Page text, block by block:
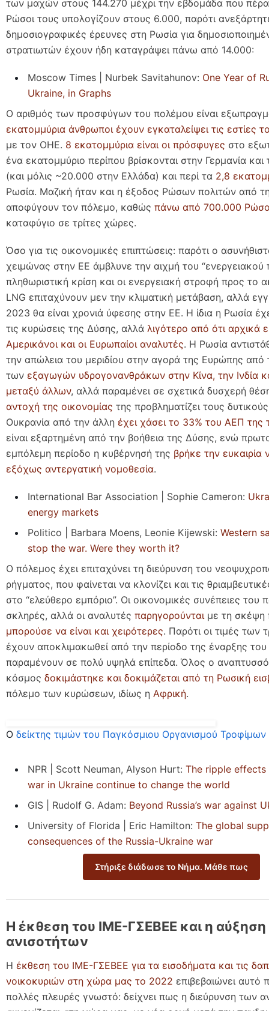
των μαχών στους 144.270 μέχρι την εβδομάδα που
Ρώσοι τους υπολογίζουν στους 6.000, παρότι
δημοσιογραφικές έρευνες στη Ρωσία για
στρατιωτών έχουν ήδη καταγράψει πάνω από 14.000:
Moscow Times | Nurbek Savitahunov: One Year of
Ukraine, in Graphs
Ο αριθμός των προσφύγων του πολέμου είναι
εκατομμύρια άνθρωποι έχουν εγκαταλείψει τις εστίες
με τον ΟΗΕ. 8 εκατομμύρια είναι οι πρόσφυγες στο
ένα εκατομμύριο περίπου βρίσκονται στην Γερμανία
(και μόλις ~20.000 στην Ελλάδα) και περί τα 2,8
Ρωσία. Μαζική ήταν και η έξοδος Ρώσων πολιτών από
αποφύγουν τον πόλεμο, καθώς πάνω από 700.000
καταφύγιο σε τρίτες χώρες.
Όσο για τις οικονομικές επιπτώσεις: παρότι ο
χειμώνας στην ΕΕ άμβλυνε την αιχμή του “ενεργειακού
πληθωριστική κρίση και οι ενεργειακή στροφή προς το
LNG επιταχύνουν μεν την κλιματική μετάβαση, αλλά
2023 θα είναι χρονιά ύφεσης στην ΕΕ. Η ίδια η Ρωσία
τις κυρώσεις της Δύσης, αλλά λιγότερο από ότι αρχικά
Αμερικάνοι και οι Ευρωπαίοι αναλυτές. Η Ρωσία
την απώλεια του μεριδίου στην αγορά της Ευρώπης από
των εξαγωγών υδρογονανθράκων στην Κίνα, την Ινδία
μεταξύ άλλων, αλλά παραμένει σε σχετικά δυσχερή
αντοχή της οικονομίας της προβληματίζει τους
Ουκρανία από την άλλη έχει χάσει το 33% του ΑΕΠ της
είναι εξαρτημένη από την βοήθεια της Δύσης, ενώ
εμπόλεμη περίοδο η κυβέρνησή της βρήκε την ευκαιρία
εξόχως αντεργατική νομοθεσία.
International Bar Association | Sophie Cameron:
energy markets
Politico | Barbara Moens, Leonie Kijewski: Western
stop the war. Were they worth it?
Ο πόλεμος έχει επιταχύνει τη διεύρυνση του
ρήγματος, που φαίνεται να κλονίζει και τις
στο “ελεύθερο εμπόριο”. Οι οικονομικές συνέπειες του
σκληρές, αλλά οι αναλυτές παρηγορούνται με τη σκέψη
μπορούσε να είναι και χειρότερες. Παρότι οι τιμές των
έχουν αποκλιμακωθεί από την περίοδο της έναρξης
παραμένουν σε πολύ υψηλά επίπεδα. Όλος ο
κόσμος δοκιμάστηκε και δοκιμάζεται από τη Ρωσική
πόλεμο των κυρώσεων, ιδίως η Αφρική.
Ο δείκτης τιμών του Παγκόσμιου Οργανισμού Τροφίμων
NPR | Scott Neuman, Alyson Hurt: The ripple effects
war in Ukraine continue to change the world
GIS | Rudolf G. Adam: Beyond Russia’s war against
University of Florida | Eric Hamilton: The global
consequences of the Russia-Ukraine war
Στήριξε διάδωσε το Νήμα. Μάθε πως
Η έκθεση του ΙΜΕ-ΓΣΕΒΕΕ και η
ανισοτήτων
Η έκθεση του ΙΜΕ-ΓΣΕΒΕΕ για τα εισοδήματα και τις
νοικοκυριών στη χώρα μας το 2022 επιβεβαιώνει αυτό
πολλές πλευρές γνωστό: δείχνει πως η διεύρυνση των